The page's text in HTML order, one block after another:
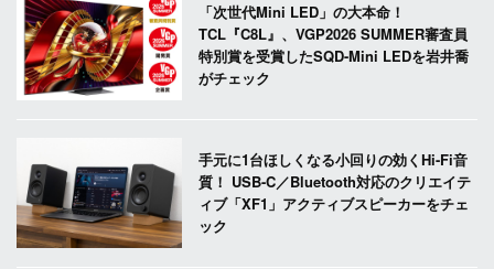
「次世代Mini LED」の大本命！
TCL『C8L』、VGP2026 SUMMER審査員
特別賞を受賞したSQD-Mini LEDを岩井喬
がチェック
手元に1台ほしくなる小回りの効くHi-Fi音
質！ USB-C／Bluetooth対応のクリエイテ
ィブ「XF1」アクティブスピーカーをチェ
ック